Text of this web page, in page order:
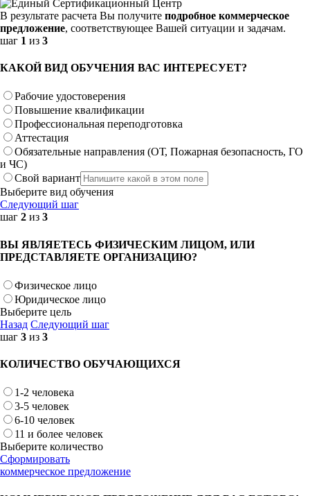
В результате расчета Вы получите подробное коммерческое
предложение, соответствующее Вашей ситуации и задачам.
шаг 1 из 3
КАКОЙ ВИД ОБУЧЕНИЯ ВАС ИНТЕРЕСУЕТ?
Рабочие удостоверения
Повышение квалификации
Профессиональная переподготовка
Аттестация
Обязательные направления (ОТ, Пожарная безопасность, ГО
и ЧС)
Свой вариант
Выберите вид обучения
Следующий шаг
шаг 2 из 3
ВЫ ЯВЛЯЕТЕСЬ ФИЗИЧЕСКИМ ЛИЦОМ, ИЛИ
ПРЕДСТАВЛЯЕТЕ ОРГАНИЗАЦИЮ?
Физическое лицо
Юридическое лицо
Выберите цель
Назад Следующий шаг
шаг 3 из 3
КОЛИЧЕСТВО ОБУЧАЮЩИХСЯ
1-2 человека
3-5 человек
6-10 человек
11 и более человек
Выберите количество
Сформировать
коммерческое предложение